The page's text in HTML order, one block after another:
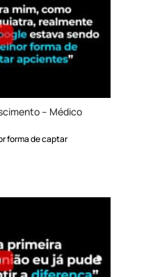
– Médico
forma de captar